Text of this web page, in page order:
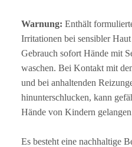
Warnung: Enthält
Irritationen bei sensibler
Gebrauch sofort Hände mit
waschen. Bei Kontakt mit
und bei anhaltenden
hinunterschlucken, kann
Hände von Kindern
Es besteht eine nachhaltige